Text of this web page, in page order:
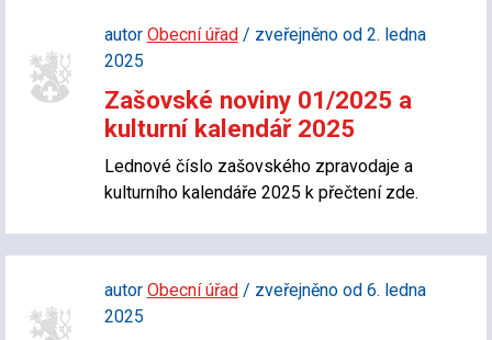
autor Obecní úřad/ zveřejněno od 2. ledna
2025
Zašovské noviny 01/2025 a
kulturní kalendář 2025
Lednové číslo zašovského zpravodaje a
kulturního kalendáře 2025 k přečtení zde.
autor Obecní úřad/ zveřejněno od 6. ledna
2025